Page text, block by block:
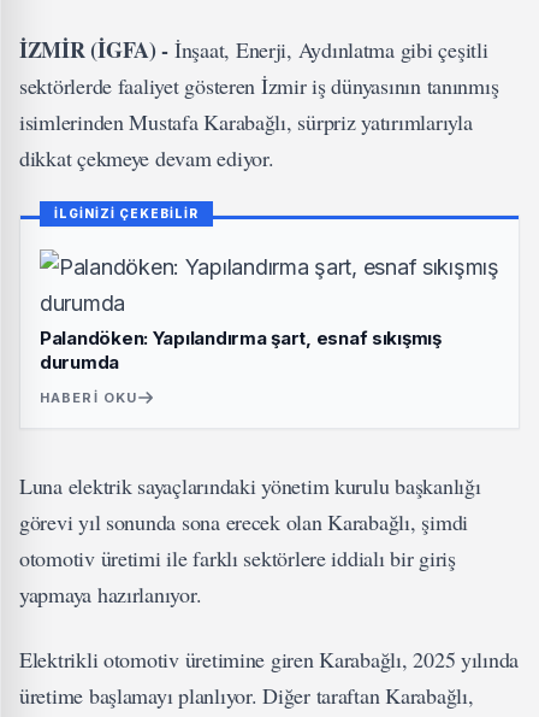
İZMİR (İGFA) - İnşaat, Enerji, Aydınlatma gibi çeşitli
sektörlerde faaliyet gösteren İzmir iş dünyasının tanınmış
isimlerinden Mustafa Karabağlı, sürpriz yatırımlarıyla
dikkat çekmeye devam ediyor.
İLGİNİZİ ÇEKEBİLİR
Palandöken: Yapılandırma şart, esnaf sıkışmış
durumda
HABERI OKU
Luna elektrik sayaçlarındaki yönetim kurulu başkanlığı
görevi yıl sonunda sona erecek olan Karabağlı, şimdi
otomotiv üretimi ile farklı sektörlere iddialı bir giriş
yapmaya hazırlanıyor.
Elektrikli otomotiv üretimine giren Karabağlı, 2025 yılında
üretime başlamayı planlıyor. Diğer taraftan Karabağlı,